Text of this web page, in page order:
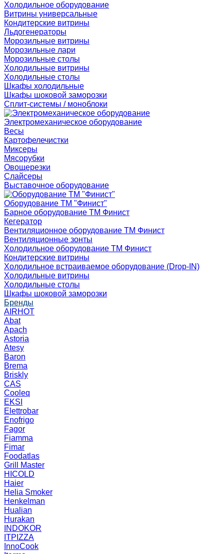
Холодильное оборудование
Витрины универсальные
Кондитерские витрины
Льдогенераторы
Морозильные витрины
Морозильные лари
Морозильные столы
Холодильные витрины
Холодильные столы
Шкафы холодильные
Шкафы шоковой заморозки
Сплит-системы / моноблоки
Электромеханическое оборудование
Весы
Картофелечистки
Миксеры
Мясорубки
Овощерезки
Слайсеры
Выставочное оборудование
Оборудование ТМ "Финист"
Барное оборудование ТМ Финист
Кегератор
Вентиляционное оборудование ТМ Финист
Вентиляционные зонты
Холодильное оборудование ТМ Финист
Кондитерские витрины
Холодильное встраиваемое оборудование (Drop-IN)
Холодильные витрины
Холодильные столы
Шкафы шоковой заморозки
Бренды
AIRHOT
Abat
Apach
Astoria
Atesy
Baron
Brema
Briskly
CAS
Cooleq
EKSI
Elettrobar
Enofrigo
Fagor
Fiamma
Fimar
Foodatlas
Grill Master
HICOLD
Haier
Helia Smoker
Henkelman
Hualian
Hurakan
INDOKOR
ITPIZZA
InnoCook